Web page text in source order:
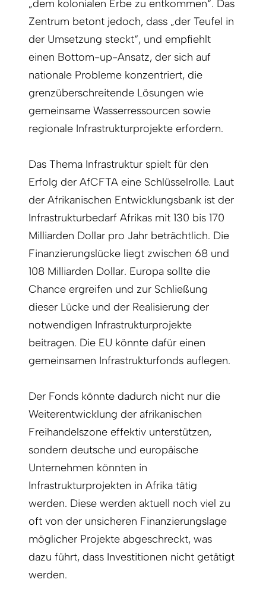
„dem kolonialen Erbe zu entkommen“. Das
Zentrum betont jedoch, dass „der Teufel in
der Umsetzung steckt“, und empfiehlt
einen Bottom-up-Ansatz, der sich auf
nationale Probleme konzentriert, die
grenzüberschreitende Lösungen wie
gemeinsame Wasserressourcen sowie
regionale Infrastrukturprojekte erfordern.
Das Thema Infrastruktur spielt für den
Erfolg der AfCFTA eine Schlüsselrolle. Laut
der Afrikanischen Entwicklungsbank ist der
Infrastrukturbedarf Afrikas mit 130 bis 170
Milliarden Dollar pro Jahr beträchtlich. Die
Finanzierungslücke liegt zwischen 68 und
108 Milliarden Dollar. Europa sollte die
Chance ergreifen und zur Schließung
dieser Lücke und der Realisierung der
notwendigen Infrastrukturprojekte
beitragen. Die EU könnte dafür einen
gemeinsamen Infrastrukturfonds auflegen.
Der Fonds könnte dadurch nicht nur die
Weiterentwicklung der afrikanischen
Freihandelszone effektiv unterstützen,
sondern deutsche und europäische
Unternehmen könnten in
Infrastrukturprojekten in Afrika tätig
werden. Diese werden aktuell noch viel zu
oft von der unsicheren Finanzierungslage
möglicher Projekte abgeschreckt, was
dazu führt, dass Investitionen nicht getätigt
werden.